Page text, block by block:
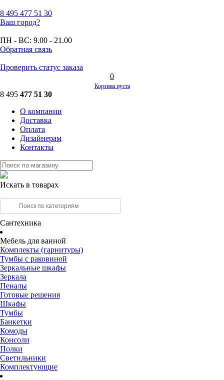
8 495 477 51 30
Ваш город?
ПН - ВС: 9.00 - 21.00
Обратная связь
Проверить статус заказа
0
Корзина пуста
8 495 477 51 30
О компании
Доставка
Оплата
Дизайнерам
Контакты
Искать в товарах
Сантехника
Мебель для ванной
Комплекты (гарнитуры)
Тумбы с раковиной
Зеркальные шкафы
Зеркала
Пеналы
Готовые решения
Шкафы
Тумбы
Банкетки
Комоды
Консоли
Полки
Светильники
Комплектующие